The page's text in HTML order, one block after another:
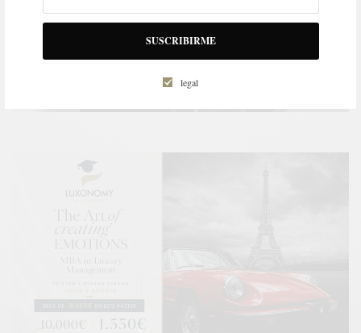
SUSCRIBIRME
legal